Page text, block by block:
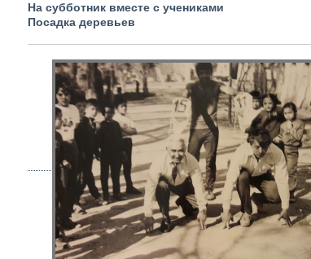
На субботник вместе с учениками
Посадка деревьев